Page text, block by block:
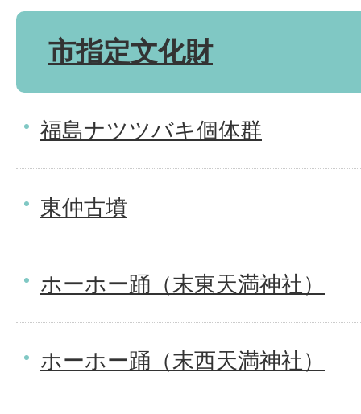
市指定文化財
福島ナツツバキ個体群
東仲古墳
ホーホー踊（末東天満神社）
ホーホー踊（末西天満神社）